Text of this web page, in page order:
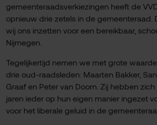
gemeenteraadsverkiezingen heeft de
opnieuw drie zetels in de gemeenteraad.
wij ons inzetten voor een bereikbaar,
Nijmegen.
Tegelijkertijd nemen we met grote
drie oud-raadsleden: Maarten Bakker,
Graaf en Peter van Doorn. Zij hebben
jaren ieder op hun eigen manier ingezet
voor het liberale geluid in de